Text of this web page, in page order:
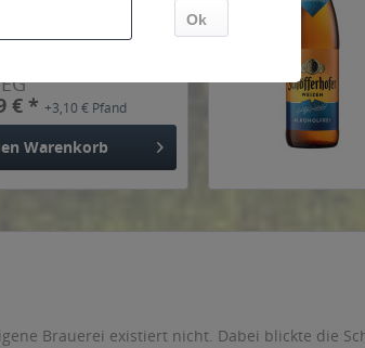
€ *+3,10 € Pfand
Warenkorb
Brauerei existiert nicht. Dabei blickte die